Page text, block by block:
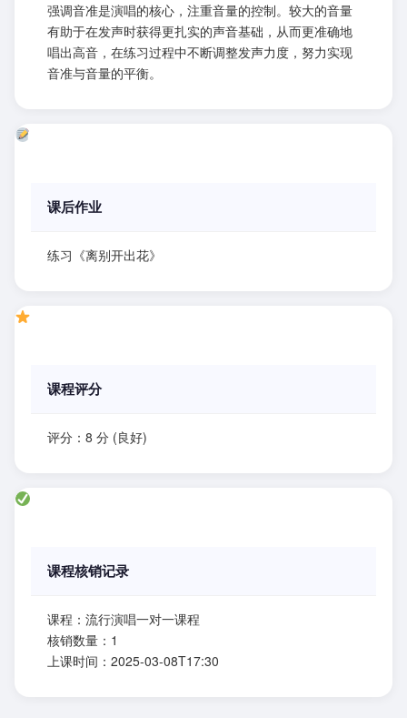
强调音准是演唱的核心，注重音量的控制。较大的音量
有助于在发声时获得更扎实的声音基础，从而更准确地
唱出高音，在练习过程中不断调整发声力度，努力实现
音准与音量的平衡。
课后作业
练习《离别开出花》
课程评分
评分：8 分 (良好)
课程核销记录
课程：流行演唱一对一课程
核销数量：1
上课时间：2025-03-08T17:30